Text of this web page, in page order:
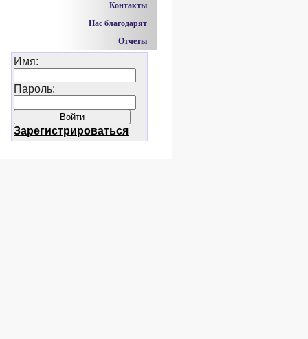
Контакты
Нас благодарят
Отчеты
Имя:
Пароль:
Зарегистрироваться